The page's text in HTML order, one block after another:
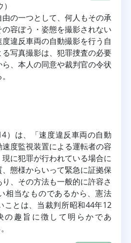
の一つとして、何人もその承
容ぼう・姿態を撮影されない
違反車両の自動撮影を行う自
写真撮影は、犯罪捜査の必要
、本人の同意や裁判官の令状
）は、「速度違反車両の自動
度監視装置による運転者の容
に犯罪が行われている場合に
態様からいって緊急に証拠保
、その方法も一般的に許容さ
相当なものであるから、憲法
ことは、当裁判所昭和44年12
の趣旨に徴して明らかであ